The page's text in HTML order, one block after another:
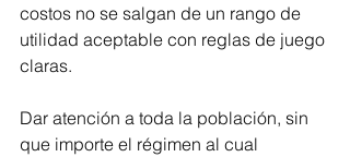
costos no se salgan de un rango de
utilidad aceptable con reglas de juego
claras.
Dar atención a toda la población, sin
que importe el régimen al cual